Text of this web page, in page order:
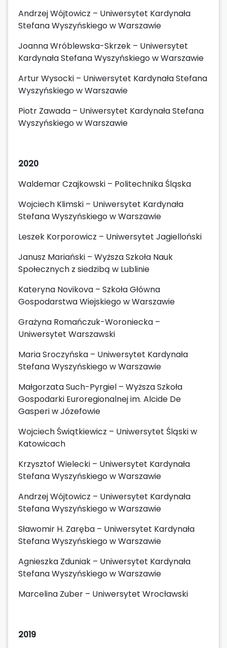
Andrzej Wójtowicz – Uniwersytet Kardynała
Stefana Wyszyńskiego w Warszawie
Joanna Wróblewska-Skrzek – Uniwersytet
Kardynała Stefana Wyszyńskiego w Warszawie
Artur Wysocki – Uniwersytet Kardynała Stefana
Wyszyńskiego w Warszawie
Piotr Zawada – Uniwersytet Kardynała Stefana
Wyszyńskiego w Warszawie
2020
Waldemar Czajkowski – Politechnika Śląska
Wojciech Klimski – Uniwersytet Kardynała
Stefana Wyszyńskiego w Warszawie
Leszek Korporowicz – Uniwersytet Jagielloński
Janusz Mariański – Wyższa Szkoła Nauk
Społecznych z siedzibą w Lublinie
Kateryna Novikova – Szkoła Główna
Gospodarstwa Wiejskiego w Warszawie
Grażyna Romańczuk-Woroniecka –
Uniwersytet Warszawski
Maria Sroczyńska – Uniwersytet Kardynała
Stefana Wyszyńskiego w Warszawie
Małgorzata Such-Pyrgiel – Wyższa Szkoła
Gospodarki Euroregionalnej im. Alcide De
Gasperi w Józefowie
Wojciech Świątkiewicz – Uniwersytet Śląski w
Katowicach
Krzysztof Wielecki – Uniwersytet Kardynała
Stefana Wyszyńskiego w Warszawie
Andrzej Wójtowicz – Uniwersytet Kardynała
Stefana Wyszyńskiego w Warszawie
Sławomir H. Zaręba – Uniwersytet Kardynała
Stefana Wyszyńskiego w Warszawie
Agnieszka Zduniak – Uniwersytet Kardynała
Stefana Wyszyńskiego w Warszawie
Marcelina Zuber – Uniwersytet Wrocławski
2019